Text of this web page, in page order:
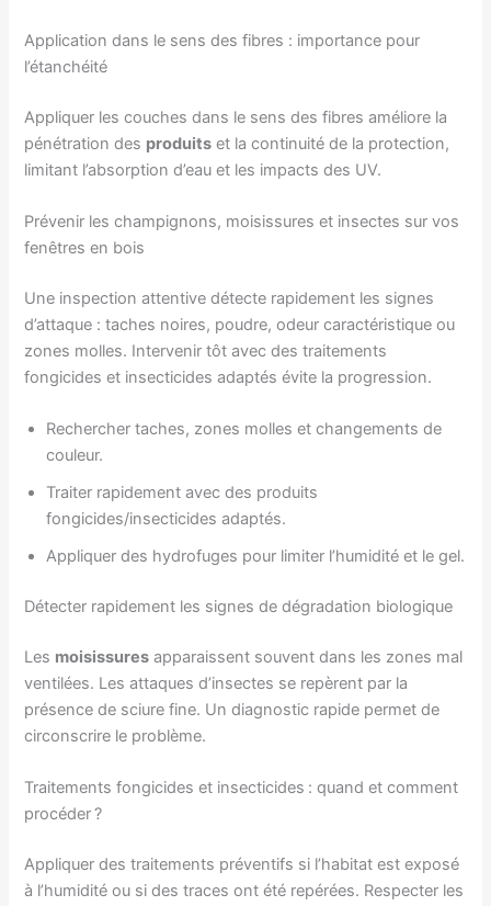
Application dans le sens des fibres : importance pour
l’étanchéité
Appliquer les couches dans le sens des fibres améliore la
pénétration des produits et la continuité de la protection,
limitant l’absorption d’eau et les impacts des UV.
Prévenir les champignons, moisissures et insectes sur vos
fenêtres en bois
Une inspection attentive détecte rapidement les signes
d’attaque : taches noires, poudre, odeur caractéristique ou
zones molles. Intervenir tôt avec des traitements
fongicides et insecticides adaptés évite la progression.
Rechercher taches, zones molles et changements de
couleur.
Traiter rapidement avec des produits
fongicides/insecticides adaptés.
Appliquer des hydrofuges pour limiter l’humidité et le gel.
Détecter rapidement les signes de dégradation biologique
Les moisissures apparaissent souvent dans les zones mal
ventilées. Les attaques d’insectes se repèrent par la
présence de sciure fine. Un diagnostic rapide permet de
circonscrire le problème.
Traitements fongicides et insecticides : quand et comment
procéder ?
Appliquer des traitements préventifs si l’habitat est exposé
à l’humidité ou si des traces ont été repérées. Respecter les